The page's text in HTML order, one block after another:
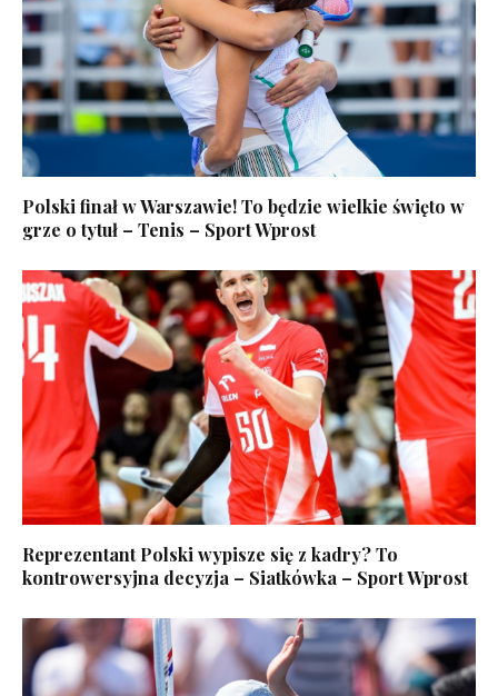
Polski finał w Warszawie! To będzie wielkie święto w
grze o tytuł – Tenis – Sport Wprost
Reprezentant Polski wypisze się z kadry? To
kontrowersyjna decyzja – Siatkówka – Sport Wprost